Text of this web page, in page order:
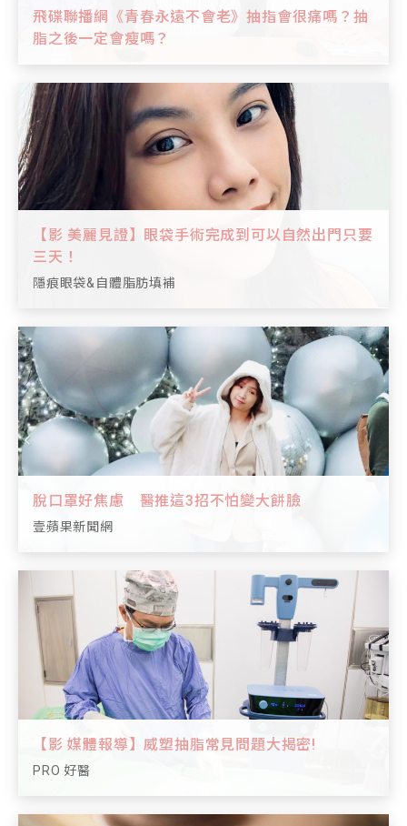
飛碟聯播網《青春永遠不會老》抽指會很痛嗎？抽
脂之後一定會瘦嗎？
【影 美麗見證】眼袋手術完成到可以自然出門只要
三天！
隱痕眼袋&自體脂肪填補
脫口罩好焦慮 醫推這3招不怕變大餅臉
壹蘋果新聞網
【影 媒體報導】威塑抽脂常見問題大揭密!
PRO 好醫